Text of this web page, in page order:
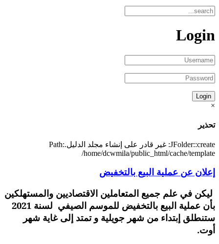
Login
×
تحذير
JFolder::create: غير قادر على إنشاء مجلد الدليل.Path:
/home/dcwmila/public_html/cache/template
إعلان عن عملية البيع بالتخفيض
ليكن في علم جميع المتعاملين الاقتصاديين والمستهلكين
بأن عملية البيع بالتخفيض للموسم الصيفي لسنة 21
20
ستنطلق إبتداء من شهر جويلية و تمتد إلى غاية شهر
أوت.